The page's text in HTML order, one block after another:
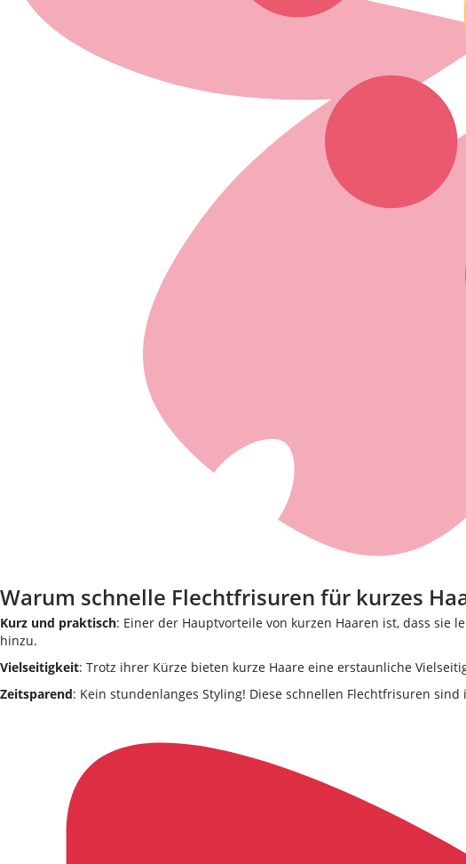
Warum schnelle Flechtfrisuren für kurzes
Kurz und praktisch: Einer der Hauptvorteile von kurzen Haaren ist, dass
hinzu.
Vielseitigkeit: Trotz ihrer Kürze bieten kurze Haare eine erstaunliche
Zeitsparend: Kein stundenlanges Styling! Diese schnellen Flechtfrisuren